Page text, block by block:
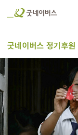
굿네이버스 정기후원